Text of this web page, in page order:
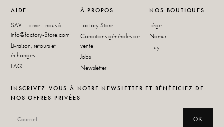
AIDE
SAV : Ecrivez-nous à
info@factory-Store.com
Livraison, retours et
échanges
FAQ
À PROPOS
Factory Store
Conditions générales de
vente
Jobs
Newsletter
NOS BOUTIQUES
Liège
Namur
Huy
INSCRIVEZ-VOUS À NOTRE NEWSLETTER ET BÉNÉFICIEZ DE
NOS OFFRES PRIVÉES
OK